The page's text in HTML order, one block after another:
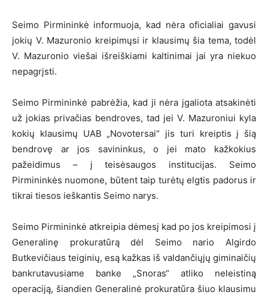
Seimo Pirmininkė informuoja, kad nėra oficialiai gavusi
jokių V. Mazuronio kreipimųsi ir klausimų šia tema, todėl
V. Mazuronio viešai išreiškiami kaltinimai jai yra niekuo
nepagrįsti.
Seimo Pirmininkė pabrėžia, kad ji nėra įgaliota atsakinėti
už jokias privačias bendroves, tad jei V. Mazuroniui kyla
kokių klausimų UAB „Novotersai“ jis turi kreiptis į šią
bendrovę ar jos savininkus, o jei mato kažkokius
pažeidimus – į teisėsaugos institucijas. Seimo
Pirmininkės nuomone, būtent taip turėtų elgtis padorus ir
tikrai tiesos ieškantis Seimo narys.
Seimo Pirmininkė atkreipia dėmesį kad po jos kreipimosi į
Generalinę prokuratūrą dėl Seimo nario Algirdo
Butkevičiaus teiginių, esą kažkas iš valdančiųjų giminaičių
bankrutavusiame banke „Snoras“ atliko neleistiną
operaciją, šiandien Generalinė prokuratūra šiuo klausimu